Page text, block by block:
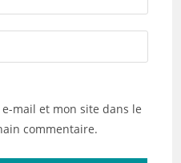
mail et mon site dans le
commentaire.